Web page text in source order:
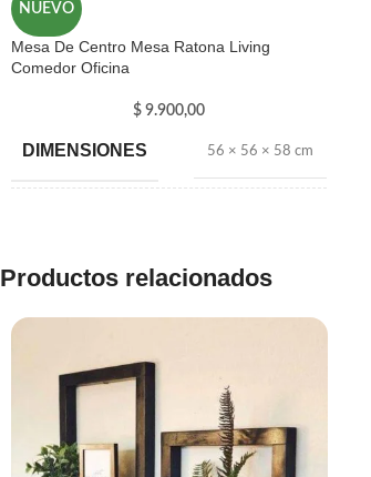
NUEVO
Mesa De Centro Mesa Ratona Living
Comedor Oficina
$ 9.900,00
DIMENSIONES 56 × 56 × 58 cm
Productos relacionados